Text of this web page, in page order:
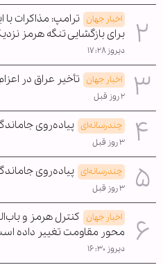
اخبار جهان ترامپ: مذاکرات
برای بازگشایی تنگه هرمز
دیروز ۱۷:۲۸
اخبار جهان تأخیر عراق در
۲ روز قبل
چندرسانه‌ای پیاده‌روی
۳ روز قبل
چندرسانه‌ای پیاده‌روی
۳ روز قبل
اخبار جهان کنترل هرمز و
محور مقاومت تغییر داده
دیروز ۱۶:۳۰